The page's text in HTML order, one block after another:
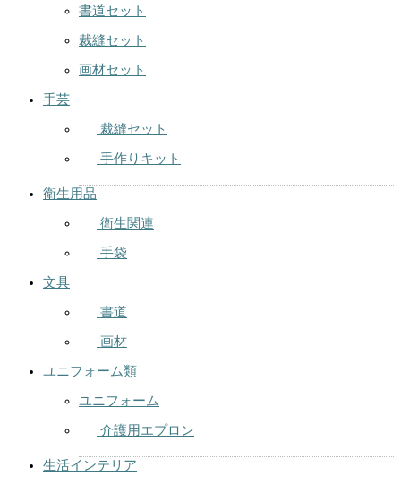
書道セット
裁縫セット
画材セット
手芸
裁縫セット
手作りキット
衛生用品
衛生関連
手袋
文具
書道
画材
ユニフォーム類
ユニフォーム
介護用エプロン
生活インテリア